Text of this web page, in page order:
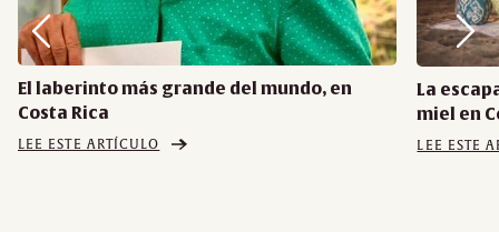
El laberinto más grande del mundo, en
Costa Rica
LEE ESTE ARTÍCULO
La
miel en
LEE ESTE